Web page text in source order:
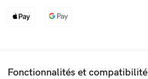
Fonctionnalités et compatibilité